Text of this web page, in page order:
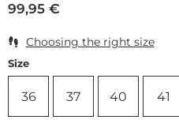
99,95 €
Choosing the right size
Size
36 37 40 41